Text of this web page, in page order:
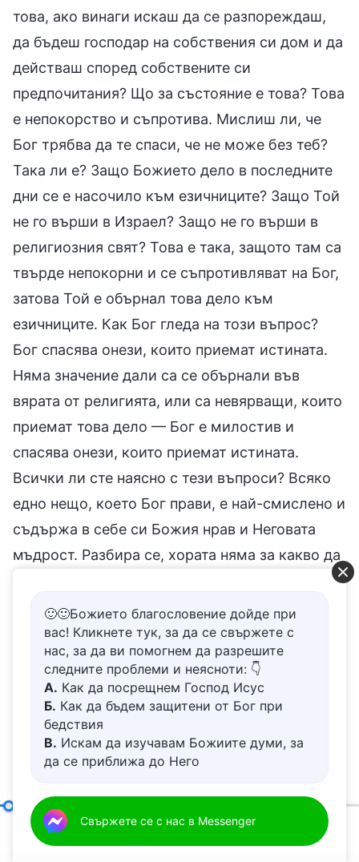
това, ако винаги искаш да се разпореждаш,
да бъдеш господар на собствения си дом и да
действаш според собствените си
предпочитания? Що за състояние е това? Това
е непокорство и съпротива. Мислиш ли, че
Бог трябва да те спаси, че не може без теб?
Така ли е? Защо Божието дело в последните
дни се е насочило към езичниците? Защо Той
не го върши в Израел? Защо не го върши в
религиозния свят? Това е така, защото там са
твърде непокорни и се съпротивляват на Бог,
затова Той е обърнал това дело към
езичниците. Как Бог гледа на този въпрос?
Бог спасява онези, които приемат истината.
Няма значение дали са се обърнали във
вярата от религията, или са невярващи, които
приемат това дело — Бог е милостив и
спасява онези, които приемат истината.
Всички ли сте наясно с тези въпроси? Всяко
едно нещо, което Бог прави, е най-смислено и
съдържа в себе си Божия нрав и Неговата
мъдрост. Разбира се, хората няма за какво да
се хвалят, когато разбират Божиите желания
или се покоряват на Неговите подредби. Не си
мислете, че сте умни или че обичате
истината, или че сте много по-силни от
другите хора. Това, че си умен по един
въпрос, не означава, че непременно ще бъдеш
умен и по друг, затова трябва често да се
молите и да търсите истината във всичко.
за да видите дали имате богобоязливо сърце,
дали те са в съответствие с истината и дали
🙂🙂Божието благословение дойде при
вас! Кликнете тук, за да се свържете с
нас, за да ви помогнем да разрешите
следните проблеми и неясноти: 👇
А. Как да посрещнем Господ Исус
Б. Как да бъдем защитени от Бог при
бедствия
В. Искам да изучавам Божиите думи, за
да се приближа до Него
живот
Д.Имам молба за молитва
Свържете се с нас в Messenger